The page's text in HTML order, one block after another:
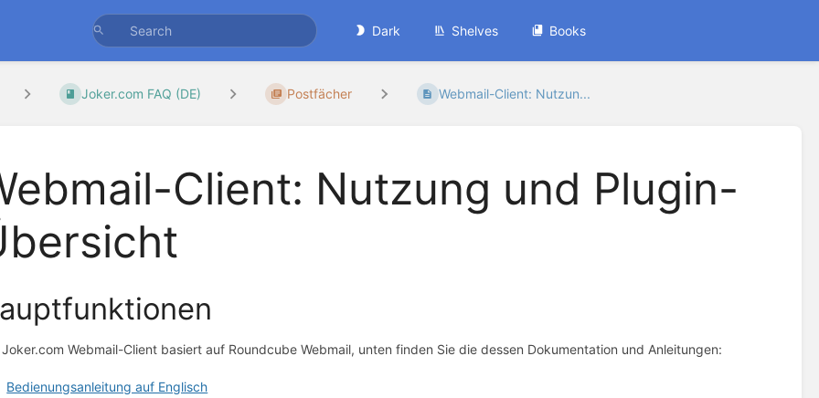
Dark Shelves Books
Joker.com FAQ (DE) Postfächer Webmail-Client: Nutzun...
Client: Nutzung und Plugin-
Webmail-Client basiert auf Roundcube Webmail, unten finden Sie die dessen Dokumentation und Anleitungen:
Bedienungsanleitung auf Englisch